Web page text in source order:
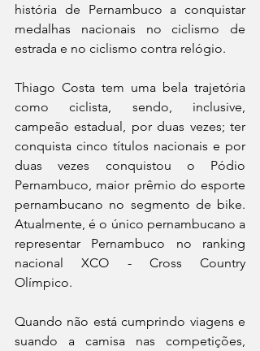
história de Pernambuco a conquistar
medalhas nacionais no ciclismo de
estrada e no ciclismo contra relógio.
Thiago Costa tem uma bela trajetória
como ciclista, sendo, inclusive,
campeão estadual, por duas vezes; ter
conquista cinco títulos nacionais e por
duas vezes conquistou o Pódio
Pernambuco, maior prêmio do esporte
pernambucano no segmento de bike.
Atualmente, é o único pernambucano a
representar Pernambuco no ranking
nacional XCO - Cross Country
Olímpico.
Quando não está cumprindo viagens e
suando a camisa nas competições,